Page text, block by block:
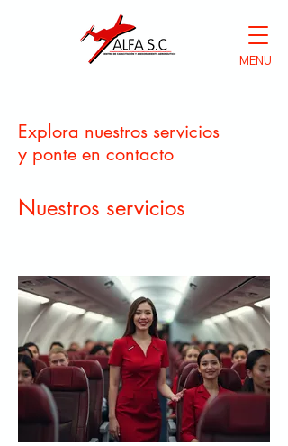
MENU
Explora nuestros servicios
y ponte en contacto
Nuestros servicios